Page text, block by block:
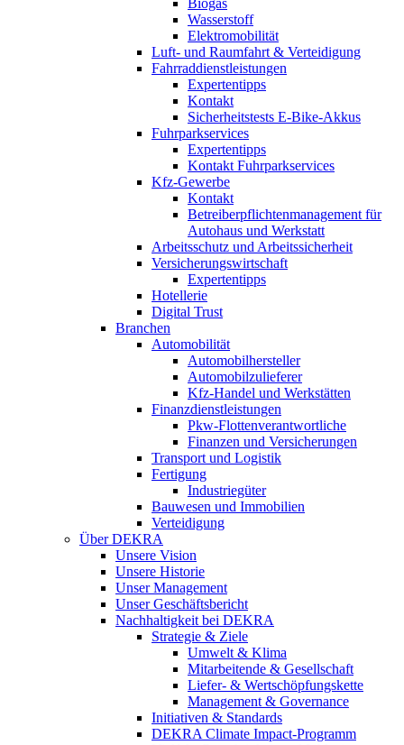
Wasserstoff
Elektromobilität
Luft- und Raumfahrt & Verteidigung
Fahrraddienstleistungen
Expertentipps
Kontakt
Sicherheitstests E-Bike-Akkus
Fuhrparkservices
Expertentipps
Kontakt Fuhrparkservices
Kfz-Gewerbe
Kontakt
Betreiberpflichtenmanagement für
Autohaus und Werkstatt
Arbeitsschutz und Arbeitssicherheit
Versicherungswirtschaft
Expertentipps
Hotellerie
Digital Trust
Branchen
Automobilität
Automobilhersteller
Automobilzulieferer
Kfz-Handel und Werkstätten
Finanzdienstleistungen
Pkw‑Flottenverantwortliche
Finanzen und Versicherungen
Transport und Logistik
Fertigung
Industriegüter
Bauwesen und Immobilien
Verteidigung
Über DEKRA
Unsere Vision
Unsere Historie
Unser Management
Unser Geschäftsbericht
Nachhaltigkeit bei DEKRA
Strategie & Ziele
Umwelt & Klima
Mitarbeitende & Gesellschaft
Liefer- & Wertschöpfungskette
Management & Governance
Initiativen & Standards
DEKRA Climate Impact-Programm